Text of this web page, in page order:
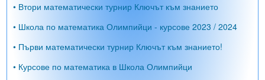
• Втори математически турнир Ключът към знанието
• Школа по математика Олимпийци - курсове 2023 / 2024
• Първи математически турнир Ключът към знанието!
• Курсове по математика в Школа Олимпийци